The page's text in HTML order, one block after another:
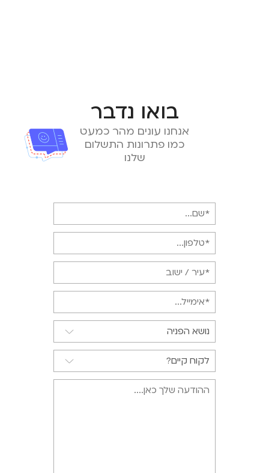
בואו נדבר
אנחנו עונים מהר כמעט
כמו פתרונות התשלום
שלנו